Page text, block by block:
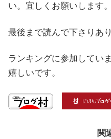
い。宜しくお願いします。
最後まで読んで下さりあ
ランキングに参加してい
嬉しいです。
関